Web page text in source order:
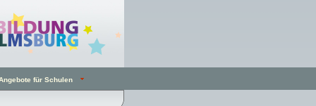
für Schulen